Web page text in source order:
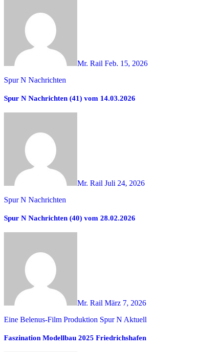
Mr. Rail Feb. 15, 2026
Spur N Nachrichten
Spur N Nachrichten (41) vom 14.03.2026
Mr. Rail Juli 24, 2026
Spur N Nachrichten
Spur N Nachrichten (40) vom 28.02.2026
Mr. Rail März 7, 2026
Eine Belenus-Film Produktion Spur N Aktuell
Faszination Modellbau 2025 Friedrichshafen